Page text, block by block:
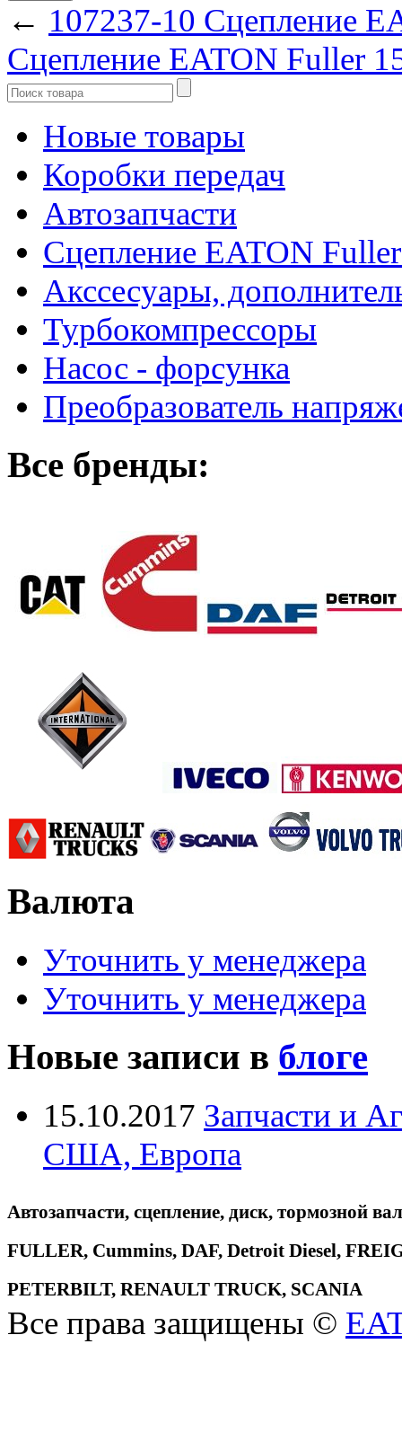
← 107237-10 Сцепление
Сцепление EATON Fuller
Новые товары
Коробки передач
Автозапчасти
Сцепление EATON
Акссесуары,
Турбокомпрессоры
Насос - форсунка
Преобразователь
Все бренды:
Валюта
Уточнить у менеджера
Уточнить у менеджера
Новые записи в блоге
15.10.2017 Запчасти и
США, Европа
Автозапчасти, сцепление, диск, тормозной
FULLER, Cummins, DAF, Detroit Diesel,
PETERBILT, RENAULT TRUCK, SCANIA
Все права защищены ©